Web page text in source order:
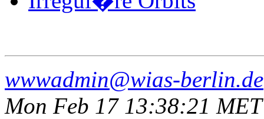
wwwadmin@wias-berlin.de
Mon Feb 17 13:38:21